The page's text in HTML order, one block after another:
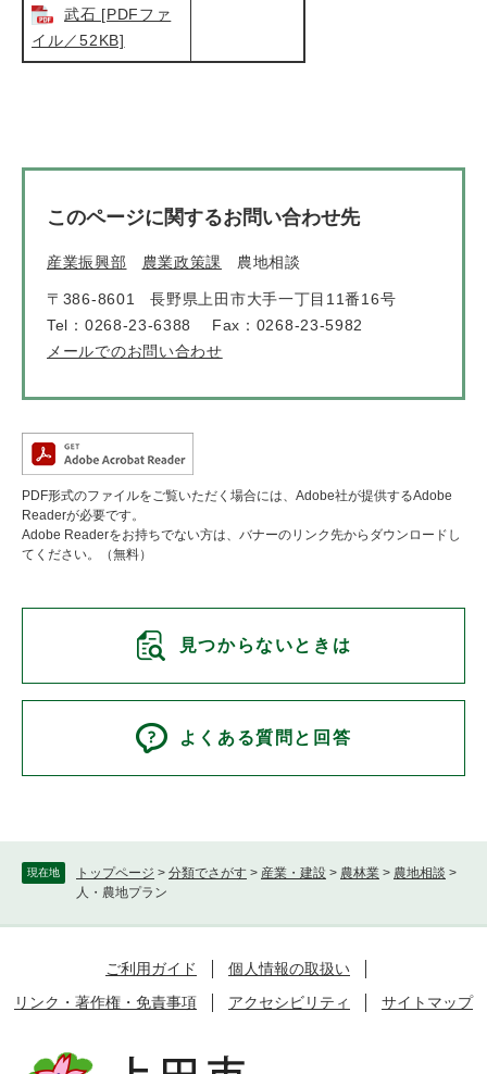
現在地 トップページ > 分類でさがす > 産業・建設 > 農林業 > 農地相談 >
人・農地プラン
武石 [PDFファ
イル／52KB]
このページに関するお問い合わせ先
産業振興部 農業政策課 農地相談
〒386-8601
長野県上田市大手一丁目11番16号
Tel：0268-23-6388
Fax：0268-23-5982
メールでのお問い合わせ
PDF形式のファイルをご覧いただく場合には、Adobe社が提供するAdobe
Readerが必要です。
Adobe Readerをお持ちでない方は、バナーのリンク先からダウンロードし
てください。（無料）
見つからないときは
よくある質問と回答
ご利用ガイド
個人情報の取扱い
リンク・著作権・免責事項
アクセシビリティ サイトマップ